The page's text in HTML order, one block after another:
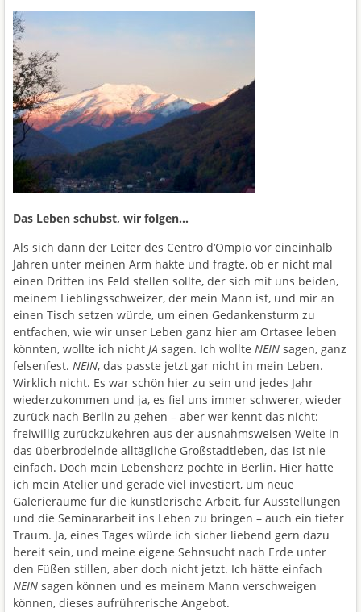
Das Leben schubst, wir folgen…
Als sich dann der Leiter des Centro d‘Ompio vor eineinhalb
Jahren unter meinen Arm hakte und fragte, ob er nicht mal
einen Dritten ins Feld stellen sollte, der sich mit uns beiden,
meinem Lieblingsschweizer, der mein Mann ist, und mir an
einen Tisch setzen würde, um einen Gedankensturm zu
entfachen, wie wir unser Leben ganz hier am Ortasee leben
könnten, wollte ich nicht JA sagen. Ich wollte NEIN sagen, ganz
felsenfest. NEIN, das passte jetzt gar nicht in mein Leben.
Wirklich nicht. Es war schön hier zu sein und jedes Jahr
wiederzukommen und ja, es fiel uns immer schwerer, wieder
zurück nach Berlin zu gehen – aber wer kennt das nicht:
freiwillig zurückzukehren aus der ausnahmsweisen Weite in
das überbrodelnde alltägliche Großstadtleben, das ist nie
einfach. Doch mein Lebensherz pochte in Berlin. Hier hatte
ich mein Atelier und gerade viel investiert, um neue
Galerieräume für die künstlerische Arbeit, für Ausstellungen
und die Seminararbeit ins Leben zu bringen – auch ein tiefer
Traum. Ja, eines Tages würde ich sicher liebend gern dazu
bereit sein, und meine eigene Sehnsucht nach Erde unter
den Füßen stillen, aber doch nicht jetzt. Ich hätte einfach
NEIN sagen können und es meinem Mann verschweigen
können, dieses aufrührerische Angebot.